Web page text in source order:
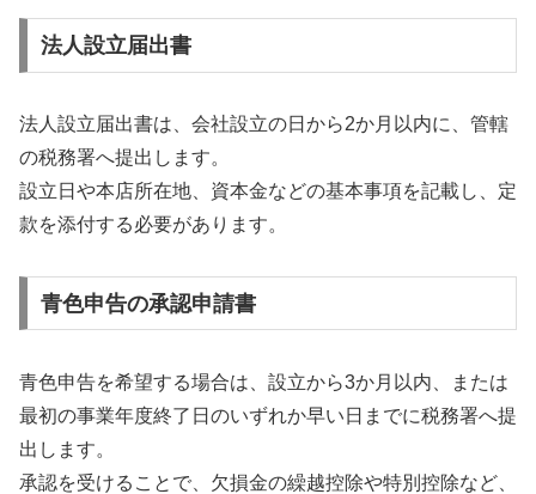
法人設立届出書
法人設立届出書は、会社設立の日から2か月以内に、管轄
の税務署へ提出します。
設立日や本店所在地、資本金などの基本事項を記載し、定
款を添付する必要があります。
青色申告の承認申請書
青色申告を希望する場合は、設立から3か月以内、または
最初の事業年度終了日のいずれか早い日までに税務署へ提
出します。
承認を受けることで、欠損金の繰越控除や特別控除など、